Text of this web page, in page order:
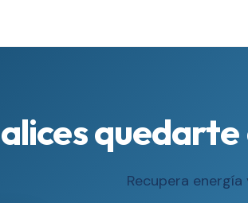
Recupera